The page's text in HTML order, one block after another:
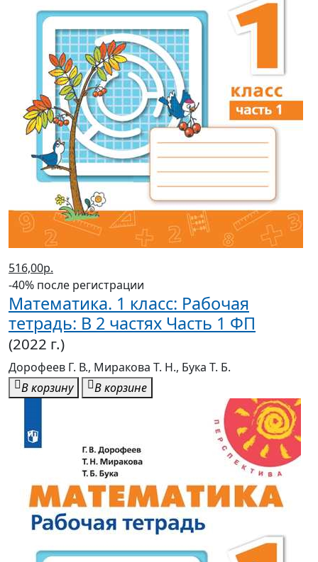
-40% после регистрации
Математика. 1 класс: Рабочая
(2022 г.)
Дорофеев Г. В., Миракова Т. Н., Бука Т. Б.
В корзину
В корзине